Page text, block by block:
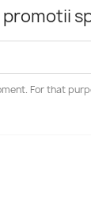
For that